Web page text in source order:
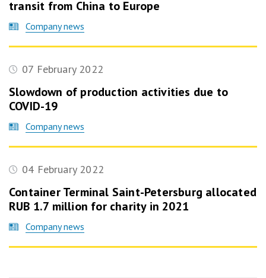
transit from China to Europe
Company news
07 February 2022
Slowdown of production activities due to
COVID-19
Company news
04 February 2022
Container Terminal Saint-Petersburg allocated
RUB 1.7 million for charity in 2021
Company news